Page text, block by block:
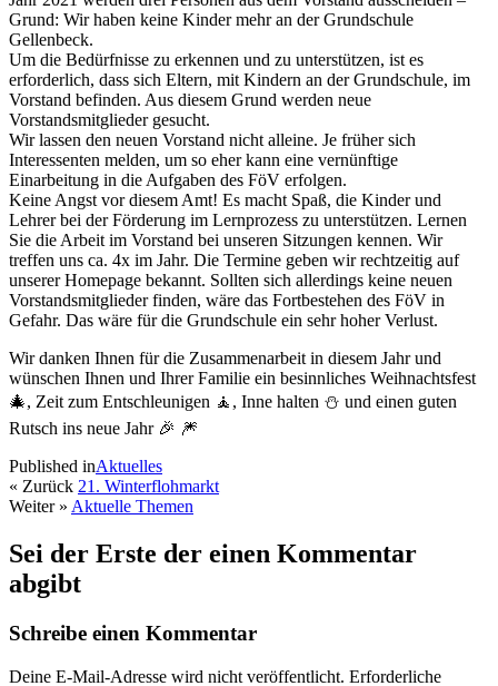
Grund: Wir haben keine Kinder mehr an der Grundschule
Gellenbeck.
Um die Bedürfnisse zu erkennen und zu unterstützen, ist es
erforderlich, dass sich Eltern, mit Kindern an der Grundschule, im
Vorstand befinden. Aus diesem Grund werden neue
Vorstandsmitglieder gesucht.
Wir lassen den neuen Vorstand nicht alleine. Je früher sich
Interessenten melden, um so eher kann eine vernünftige
Einarbeitung in die Aufgaben des FöV erfolgen.
Keine Angst vor diesem Amt! Es macht Spaß, die Kinder und
Lehrer bei der Förderung im Lernprozess zu unterstützen. Lernen
Sie die Arbeit im Vorstand bei unseren Sitzungen kennen. Wir
treffen uns ca. 4x im Jahr. Die Termine geben wir rechtzeitig auf
unserer Homepage bekannt. Sollten sich allerdings keine neuen
Vorstandsmitglieder finden, wäre das Fortbestehen des FöV in
Gefahr. Das wäre für die Grundschule ein sehr hoher Verlust.
Wir danken Ihnen für die Zusammenarbeit in diesem Jahr und
wünschen Ihnen und Ihrer Familie ein besinnliches Weihnachtsfest
🎄, Zeit zum Entschleunigen 🧘, Inne halten ⛄️ und einen guten
Rutsch ins neue Jahr 🎉 🎆
Published inAktuelles
« Zurück 21. Winterflohmarkt
Weiter » Aktuelle Themen
Sei der Erste der einen Kommentar
abgibt
Schreibe einen Kommentar
Deine E-Mail-Adresse wird nicht veröffentlicht. Erforderliche